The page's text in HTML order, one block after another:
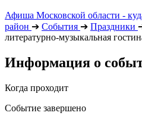
Афиша Московской области -
район ➔ События ➔ Праздники
литературно-музыкальная
Информация о
Когда проходит
Событие завершено